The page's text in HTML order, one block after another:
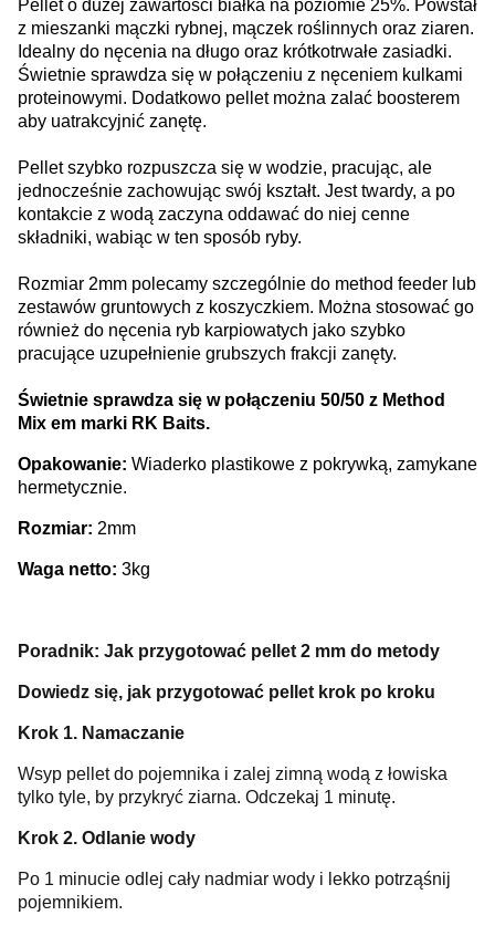
Pellet o dużej zawartości białka na poziomie 25%. Powstał
z mieszanki mączki rybnej, mączek roślinnych oraz ziaren.
Idealny do nęcenia na długo oraz krótkotrwałe zasiadki.
Świetnie sprawdza się w połączeniu z nęceniem kulkami
proteinowymi. Dodatkowo pellet można zalać boosterem
aby uatrakcyjnić zanętę.
Pellet szybko rozpuszcza się w wodzie, pracując, ale
jednocześnie zachowując swój kształt. Jest twardy, a po
kontakcie z wodą zaczyna oddawać do niej cenne
składniki, wabiąc w ten sposób ryby.
Rozmiar 2mm polecamy szczególnie do method feeder lub
zestawów gruntowych z koszyczkiem. Można stosować go
również do nęcenia ryb karpiowatych jako szybko
pracujące uzupełnienie grubszych frakcji zanęty.
Świetnie sprawdza się w połączeniu 50/50 z Method
Mix em marki RK Baits.
Opakowanie: Wiaderko plastikowe z pokrywką, zamykane
hermetycznie.
Rozmiar: 2mm
Waga netto: 3kg
Poradnik: Jak przygotować pellet 2 mm do metody
Dowiedz się, jak przygotować pellet krok po kroku
Krok 1. Namaczanie
Wsyp pellet do pojemnika i zalej zimną wodą z łowiska
tylko tyle, by przykryć ziarna. Odczekaj 1 minutę.
Krok 2. Odlanie wody
Po 1 minucie odlej cały nadmiar wody i lekko potrząśnij
pojemnikiem.